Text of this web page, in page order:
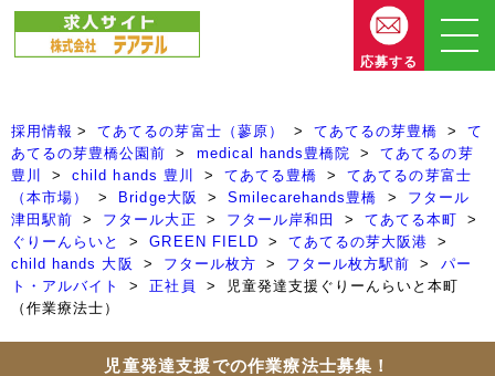
応募する
採用情報 てあてるの芽富士（蓼原） てあてるの芽豊橋
て
あてるの芽豊橋公園前
medical hands豊橋院
てあてるの芽
豊川
child hands 豊川 てあてる豊橋
てあてるの芽富士
（本市場）
Bridge大阪 Smilecarehands豊橋
フタール
津田駅前
フタール大正 フタール岸和田
てあてる本町
ぐりーんらいと
GREEN FIELD
てあてるの芽大阪港
child hands 大阪
フタール枚方 フタール枚方駅前
パー
ト・アルバイト
正社員
児童発達支援ぐりーんらいと本町
（作業療法士）
児童発達支援での作業療法士募集！